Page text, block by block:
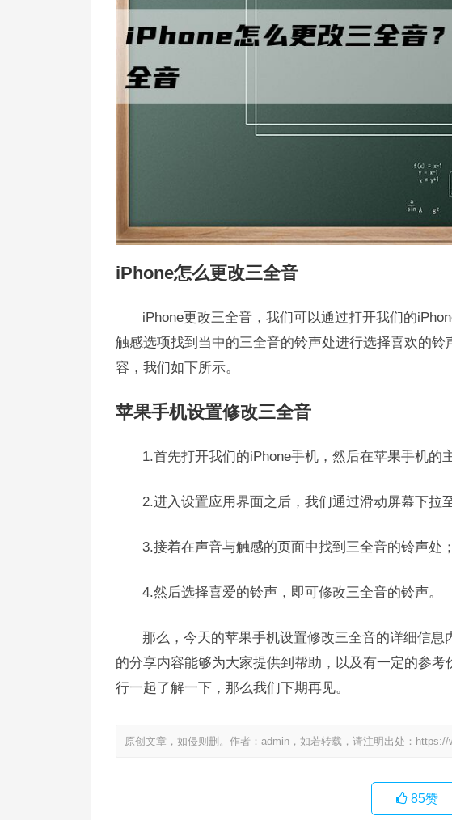
iPhone怎么更改三全音
iPhone更改三全音，我们可以通过打开我们的
触感选项找到当中的三全音的铃声处进行选择喜欢的
容，我们如下所示。
苹果手机设置修改三全音
1.首先打开我们的iPhone手机，然后在苹果手机的
2.进入设置应用界面之后，我们通过滑动屏幕下拉
3.接着在声音与触感的页面中找到三全音的铃声处；
4.然后选择喜爱的铃声，即可修改三全音的铃声。
那么，今天的苹果手机设置修改三全音的详细信
的分享内容能够为大家提供到帮助，以及有一定的参
行一起了解一下，那么我们下期再见。
原创文章，如侵则删。作者：admin，如若转载，请注明出处： https://
85赞